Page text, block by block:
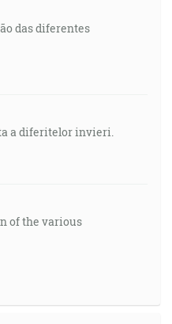
das diferentes
a diferitelor invieri.
of the various